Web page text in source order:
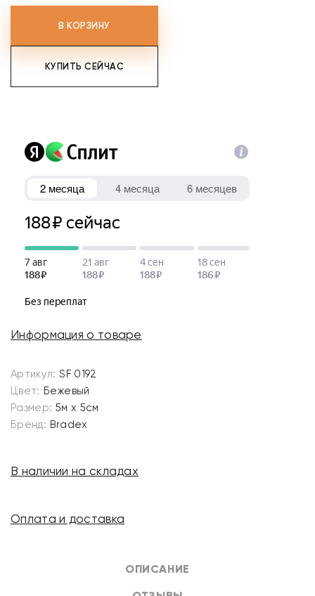
ОПИСАНИЕ
В КОРЗИНУ
КУПИТЬ СЕЙЧАС
Информация о товаре
Артикул: SF 0192
Цвет: Бежевый
Размер: 5м х 5см
Бренд: Bradex
В наличии на складах
Оплата и доставка